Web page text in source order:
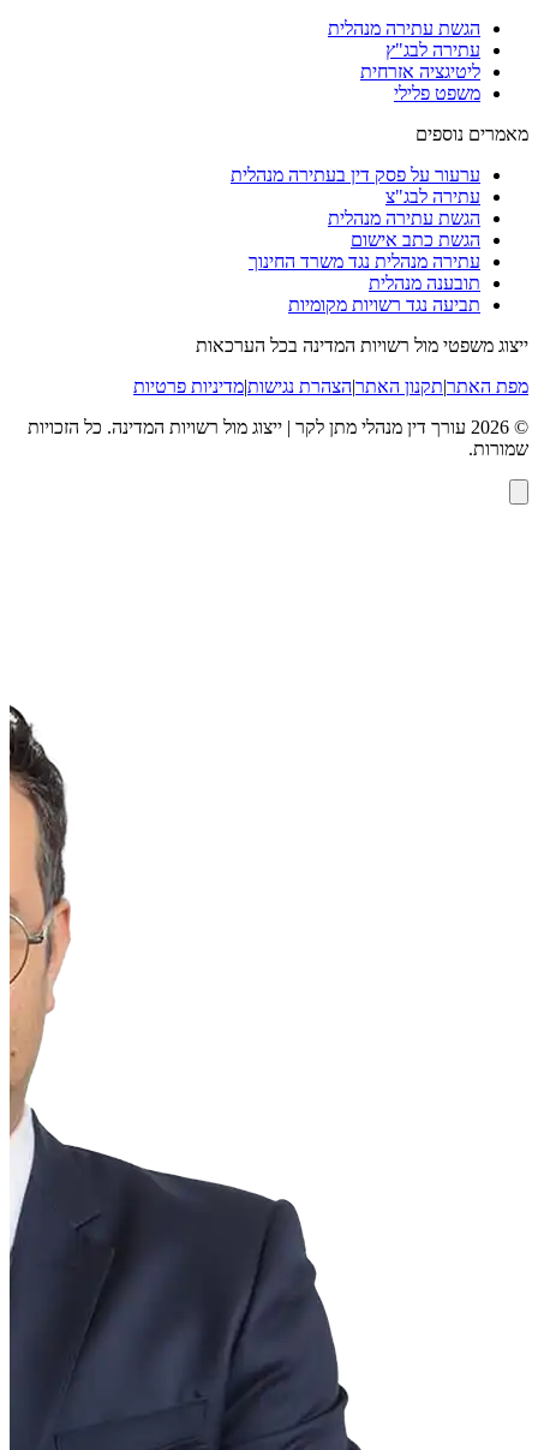
הגשת עתירה מנהלית
עתירה לבג"ץ
ליטיגציה אזרחית
משפט פלילי
מאמרים נוספים
ערעור על פסק דין בעתירה מנהלית
עתירה לבג"צ
הגשת עתירה מנהלית
הגשת כתב אישום
עתירה מנהלית נגד משרד החינוך
תובענה מנהלית
תביעה נגד רשויות מקומיות
ייצוג משפטי מול רשויות המדינה בכל הערכאות
מפת האתר|תקנון האתר|הצהרת נגישות|מדיניות פרטיות
©
2026 עורך דין מנהלי מתן לקר | ייצוג מול רשויות המדינה. כל הזכויות
שמורות.